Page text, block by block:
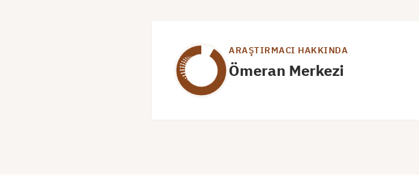
ARAŞTIRMACI HAKKINDA
Ömeran Merkezi